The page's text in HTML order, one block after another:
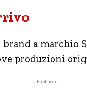
a marchio
produzioni
- Pubblicità -